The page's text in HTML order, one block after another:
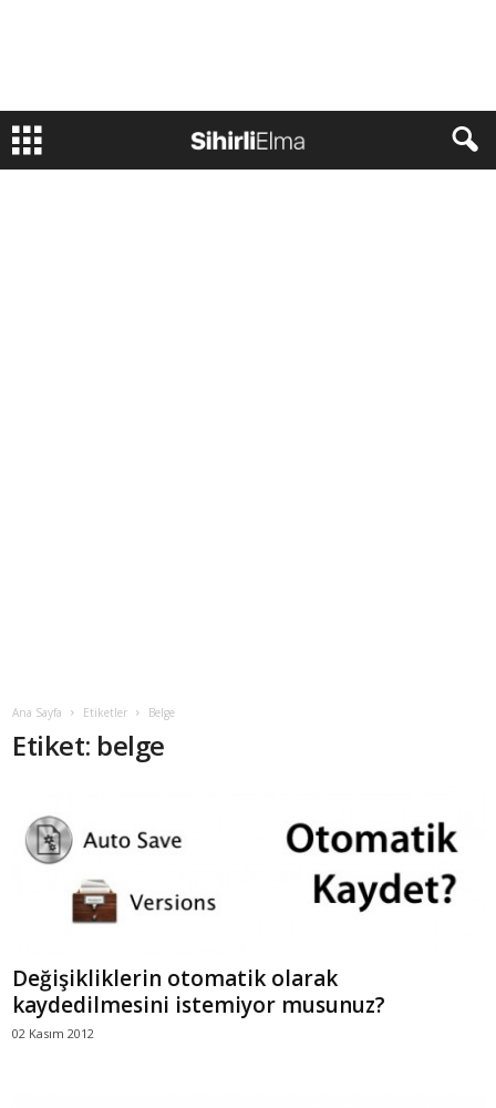
Ana Sayfa Etiketler Belge
Etiket: belge
Değişikliklerin otomatik olarak
kaydedilmesini istemiyor musunuz?
02 Kasım 2012